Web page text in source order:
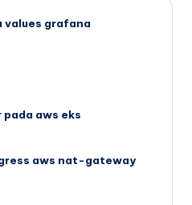
values grafana
aws eks
aws nat-gateway